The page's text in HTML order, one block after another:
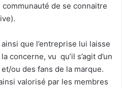
communauté de se connaitre
que l’entreprise lui laisse
concerne, vu qu’il s’agit d’un
ou des fans de la marque.
valorisé par les membres